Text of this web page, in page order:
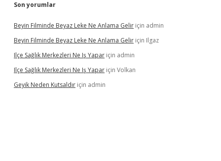
Son yorumlar
Beyin Filminde Beyaz Leke Ne Anlama Gelir için admin
Beyin Filminde Beyaz Leke Ne Anlama Gelir için Ilgaz
Ilçe Sağlık Merkezleri Ne Iş Yapar için admin
Ilçe Sağlık Merkezleri Ne Iş Yapar için Volkan
Geyik Neden Kutsaldır için admin